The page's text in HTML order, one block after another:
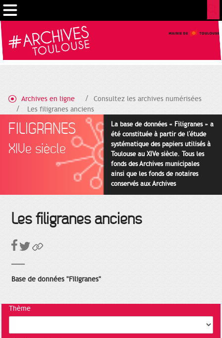
Archives en ligne
Consultez les archives numérisées
Les filigranes anciens
FILIGRANES
XIVe siècle
La base de données « Filigranes » a
été constituée à partir de l'étude
systématique des papiers utilisés à
Toulouse au XIVe siècle. Tous les
fonds des Archives municipales
ainsi que les fonds de notaires
conservés aux Archives
départementales pour cette
Les filigranes anciens
Base de données "Filigranes"
Thème
Cookies management panel